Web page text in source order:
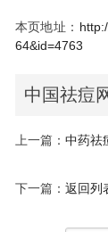
本页地址：
64&id=4763
中国祛痘
上一篇： 中药祛
下一篇： 返回列